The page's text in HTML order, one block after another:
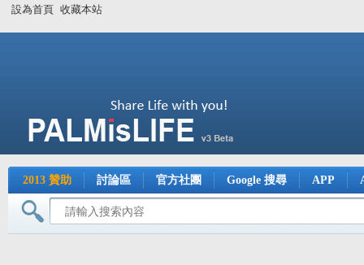
設為首頁 收藏本站
2013 贊助 討論區 官方社團 Google 搜尋 APP